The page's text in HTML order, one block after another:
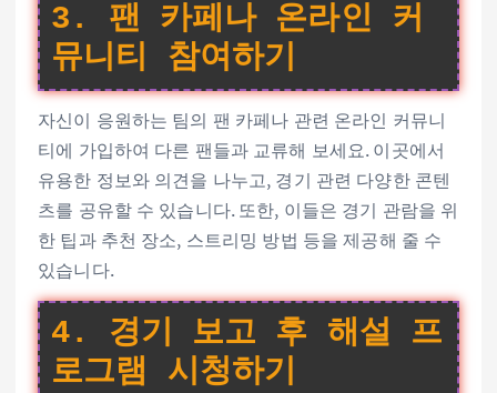
3. 팬 카페나 온라인 커
뮤니티 참여하기
자신이 응원하는 팀의 팬 카페나 관련 온라인 커뮤니
티에 가입하여 다른 팬들과 교류해 보세요. 이곳에서
유용한 정보와 의견을 나누고, 경기 관련 다양한 콘텐
츠를 공유할 수 있습니다. 또한, 이들은 경기 관람을 위
한 팁과 추천 장소, 스트리밍 방법 등을 제공해 줄 수
있습니다.
4. 경기 보고 후 해설 프
로그램 시청하기